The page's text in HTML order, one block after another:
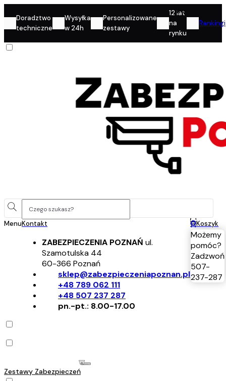
Doradztwo
techniczne
Wysyłka
w 24h
Personalizowane
zestawy
12 lat
na
rynku
Rankingi
MenuKontakt
ZABEZPIECZENIA POZNAŃ ul.
Szamotulska 44
60-366 Poznań
sklep@zabezpieczeniapoznan.pl
+48 789 062 111
+48 507 237 287
pn.-pt.: 8.00-17.00
Konto
0Koszyk
Możemy
pomóc?
Zadzwoń
507-
237-287
Zestawy Zabezpieczeń